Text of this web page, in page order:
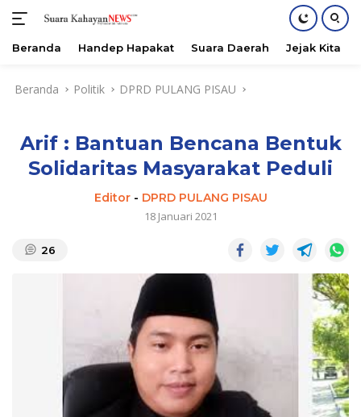
Beranda Handep Hapakat Suara Daerah Jejak Kita
Beranda Politik DPRD PULANG PISAU
Arif : Bantuan Bencana Bentuk
Solidaritas Masyarakat Peduli
Editor- DPRD PULANG PISAU
18 Januari 2021
26